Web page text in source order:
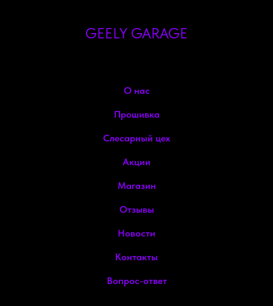
GEELY GARAGE
О нас
Прошивка
Слесарный цех
Акции
Магазин
Отзывы
Новости
Контакты
Вопрос-ответ